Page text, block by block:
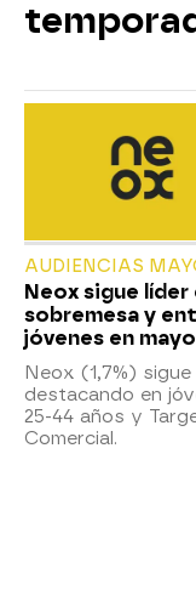
AUDIENCIAS
Neox sigue líder
sobremesa y
jóvenes en mayo
Neox (1,7%) sigue
destacando en
25-44 años y
Comercial.